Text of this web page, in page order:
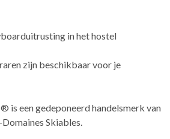
in het hostel
zijn beschikbaar voor je
is een gedeponeerd handelsmerk van
Skiables.